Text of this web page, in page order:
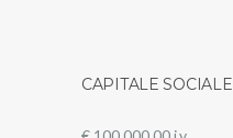
CAPITALE SOCIALE